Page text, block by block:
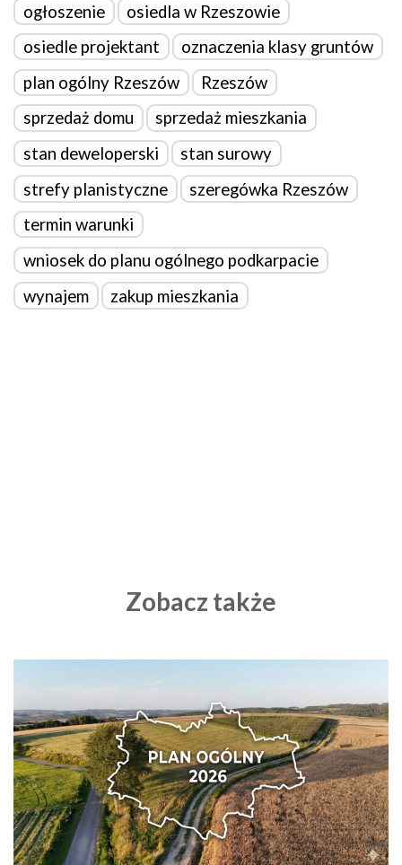
ogłoszenie
osiedla w Rzeszowie
osiedle projektant
oznaczenia klasy gruntów
plan ogólny Rzeszów
Rzeszów
sprzedaż domu
sprzedaż mieszkania
stan deweloperski
stan surowy
strefy planistyczne
szeregówka Rzeszów
termin warunki
wniosek do planu ogólnego podkarpacie
wynajem
zakup mieszkania
Zobacz także